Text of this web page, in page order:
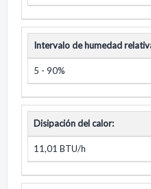
Intervalo de humedad
5 - 90%
Disipación del calor:
11,01 BTU/h